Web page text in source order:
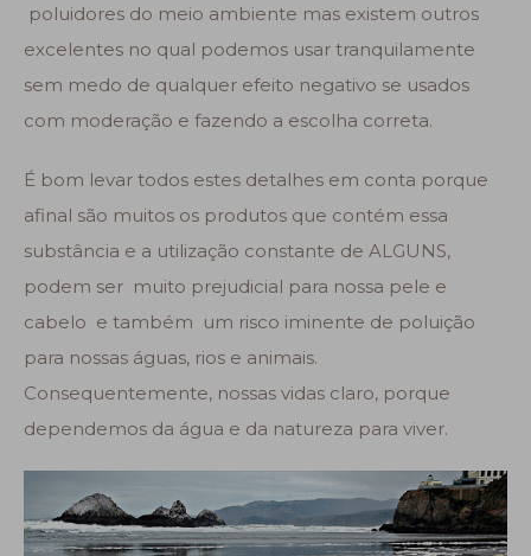
poluidores do meio ambiente mas existem outros
excelentes no qual podemos usar tranquilamente
sem medo de qualquer efeito negativo se usados
com moderação e fazendo a escolha correta.
É bom levar todos estes detalhes em conta porque
afinal são muitos os produtos que contém essa
substância e a utilização constante de ALGUNS,
podem ser muito prejudicial para nossa pele e
cabelo e também um risco iminente de poluição
para nossas águas, rios e animais.
Consequentemente, nossas vidas claro, porque
dependemos da água e da natureza para viver.